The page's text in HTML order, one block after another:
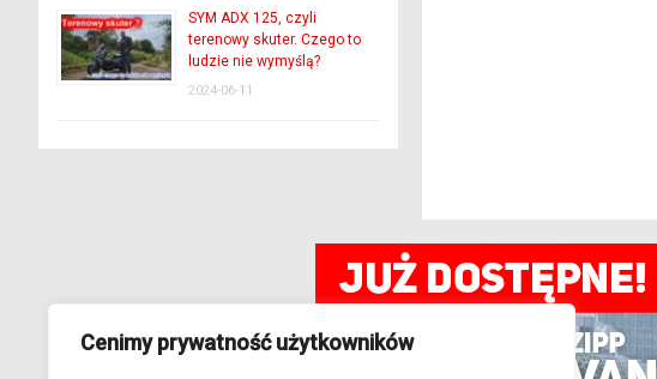
Cenimy prywatność użytkowników
SYM ADX 125, czyli
terenowy skuter. Czego to
ludzie nie wymyślą?
2024-06-11